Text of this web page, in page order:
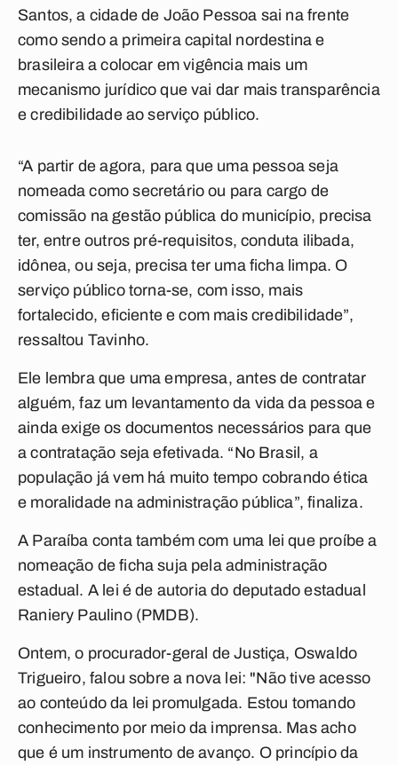
Santos, a cidade de João Pessoa sai na frente
como sendo a primeira capital nordestina e
brasileira a colocar em vigência mais um
mecanismo jurídico que vai dar mais transparência
e credibilidade ao serviço público.
“A partir de agora, para que uma pessoa seja
nomeada como secretário ou para cargo de
comissão na gestão pública do município, precisa
ter, entre outros pré-requisitos, conduta ilibada,
idônea, ou seja, precisa ter uma ficha limpa. O
serviço público torna-se, com isso, mais
fortalecido, eficiente e com mais credibilidade”,
ressaltou Tavinho.
Ele lembra que uma empresa, antes de contratar
alguém, faz um levantamento da vida da pessoa e
ainda exige os documentos necessários para que
a contratação seja efetivada. “No Brasil, a
população já vem há muito tempo cobrando ética
e moralidade na administração pública”, finaliza.
A Paraíba conta também com uma lei que proíbe a
nomeação de ficha suja pela administração
estadual. A lei é de autoria do deputado estadual
Raniery Paulino (PMDB).
Ontem, o procurador-geral de Justiça, Oswaldo
Trigueiro, falou sobre a nova lei: "Não tive acesso
ao conteúdo da lei promulgada. Estou tomando
conhecimento por meio da imprensa. Mas acho
que é um instrumento de avanço. O princípio da